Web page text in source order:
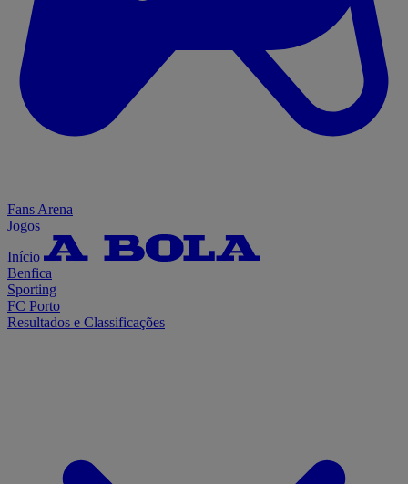
Fans Arena
Jogos
Início
Benfica
Sporting
FC Porto
Resultados e Classificações